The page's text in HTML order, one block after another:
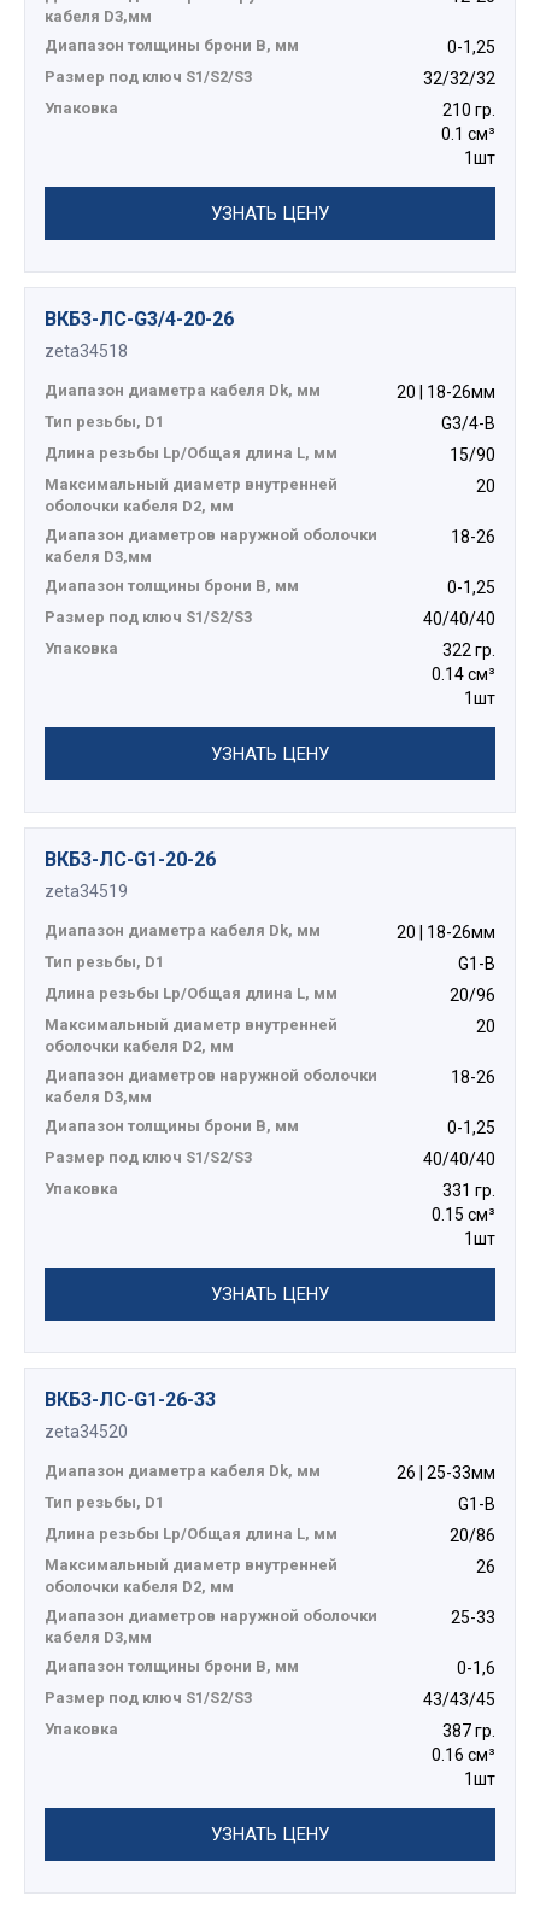
кабеля D3,мм
Диапазон толщины брони В, мм 0-1,25
Размер под ключ S1/S2/S3 32/32/32
Упаковка
210 гр.
0.1 см³
1шт
УЗНАТЬ ЦЕНУ
ВКБ3-ЛС-G3/4-20-26
zeta34518
Диапазон диаметра кабеля Dk, мм 20 | 18-26мм
Тип резьбы, D1 G3/4-В
Длина резьбы Lp/Общая длина L, мм 15/90
Максимальный диаметр внутренней
оболочки кабеля D2, мм
20
Диапазон диаметров наружной оболочки
кабеля D3,мм
18-26
Диапазон толщины брони В, мм 0-1,25
Размер под ключ S1/S2/S3 40/40/40
Упаковка
322 гр.
0.14 см³
1шт
УЗНАТЬ ЦЕНУ
ВКБ3-ЛС-G1-20-26
zeta34519
Диапазон диаметра кабеля Dk, мм 20 | 18-26мм
Тип резьбы, D1 G1-B
Длина резьбы Lp/Общая длина L, мм 20/96
Максимальный диаметр внутренней
оболочки кабеля D2, мм
20
Диапазон диаметров наружной оболочки
кабеля D3,мм
18-26
Диапазон толщины брони В, мм 0-1,25
Размер под ключ S1/S2/S3 40/40/40
Упаковка
331 гр.
0.15 см³
1шт
УЗНАТЬ ЦЕНУ
ВКБ3-ЛС-G1-26-33
zeta34520
Диапазон диаметра кабеля Dk, мм 26 | 25-33мм
Тип резьбы, D1 G1-B
Длина резьбы Lp/Общая длина L, мм 20/86
Максимальный диаметр внутренней
оболочки кабеля D2, мм
26
Диапазон диаметров наружной оболочки
кабеля D3,мм
25-33
Диапазон толщины брони В, мм 0-1,6
Размер под ключ S1/S2/S3 43/43/45
Упаковка
387 гр.
0.16 см³
1шт
УЗНАТЬ ЦЕНУ